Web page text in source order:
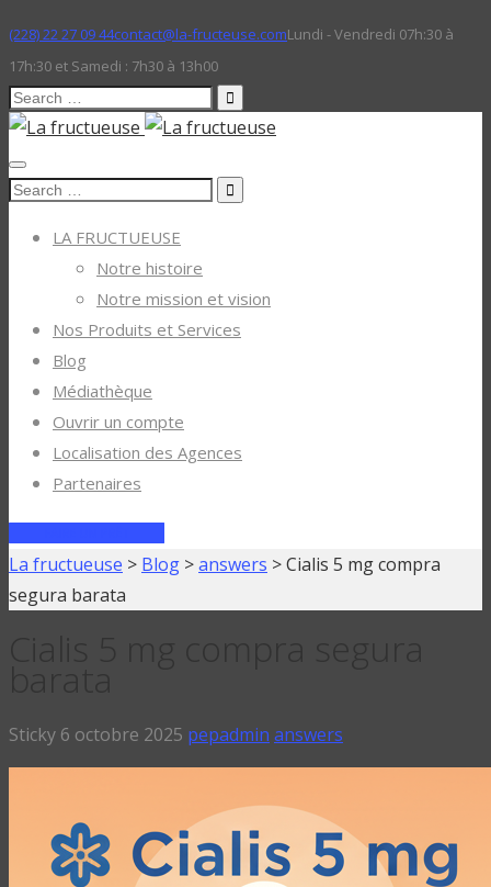
(228) 22 27 09 44contact@la-fructeuse.comLundi - Vendredi 07h:30 à
17h:30 et Samedi : 7h30 à 13h00
Search
for:
Search
LA FRUCTUEUSE
Notre histoire
Notre mission et vision
Nos Produits et Services
Blog
Médiathèque
Ouvrir un compte
Localisation des Agences
Partenaires
La fructueuse > Blog >answers >Cialis 5 mg compra
segura barata
Sticky 6 octobre 2025 pepadmin answers